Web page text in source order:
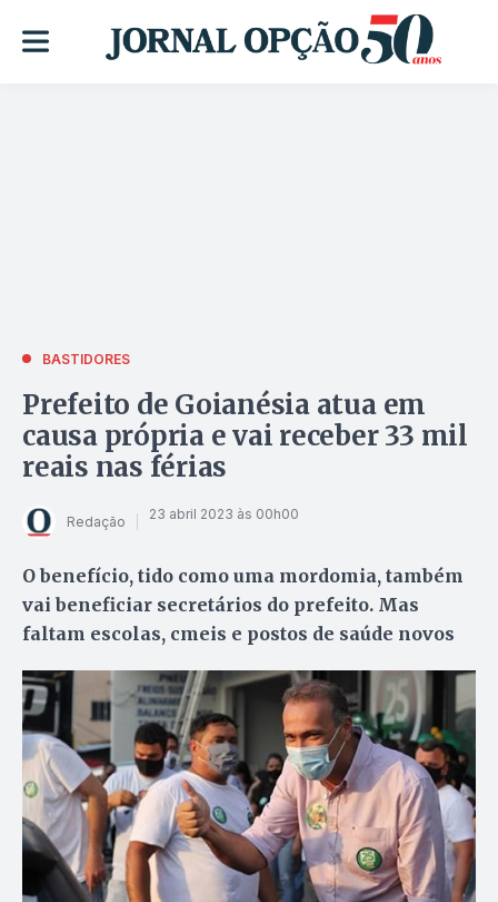
BASTIDORES
Prefeito de Goianésia atua em
causa própria e vai receber 33 mil
reais nas férias
Redação 23 abril 2023 às 00h00
O benefício, tido como uma mordomia, também
vai beneficiar secretários do prefeito. Mas
faltam escolas, cmeis e postos de saúde novos